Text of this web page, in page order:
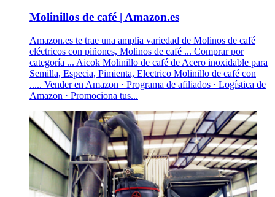
Molinillos de café | Amazon.es
Amazon.es te trae una amplia variedad de Molinos de café
eléctricos con piñones, Molinos de café ... Comprar por
categoría ... Aicok Molinillo de café de Acero inoxidable para
Semilla, Especia, Pimienta, Electrico Molinillo de café con
..... Vender en Amazon · Programa de afiliados · Logística de
Amazon · Promociona tus...